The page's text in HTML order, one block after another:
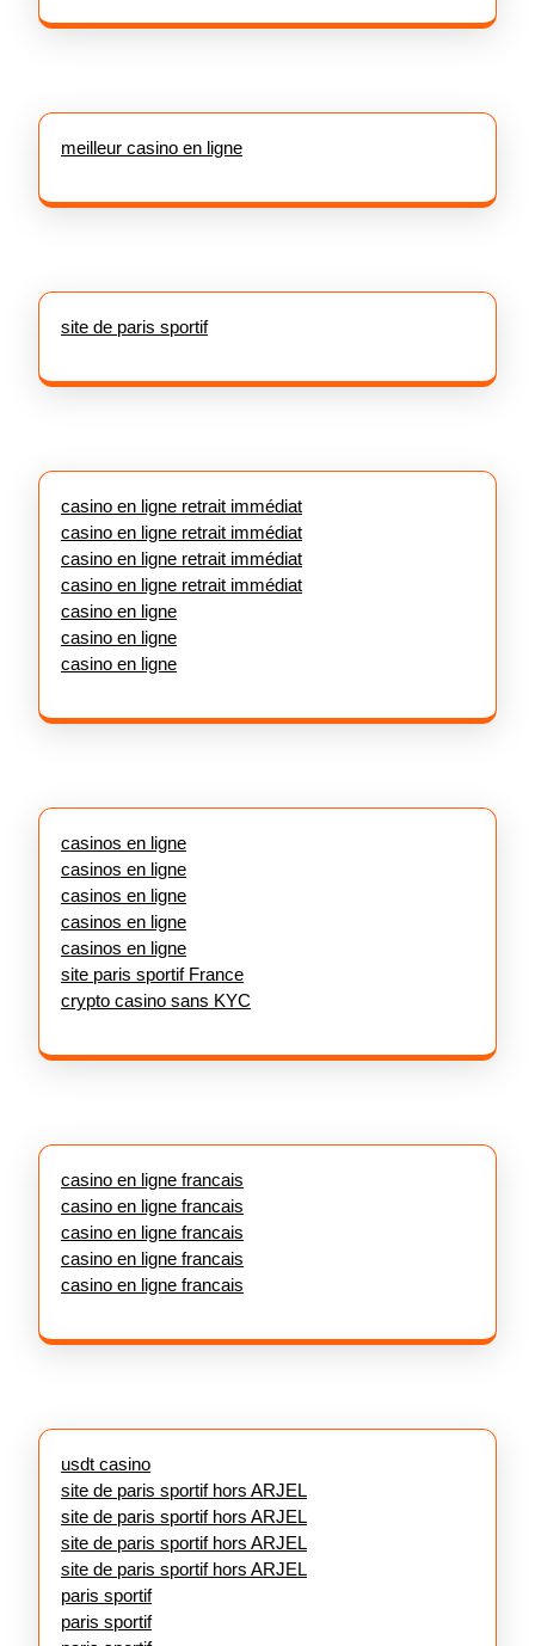
meilleur casino en ligne
site de paris sportif
casino en ligne retrait immédiat
casino en ligne retrait immédiat
casino en ligne retrait immédiat
casino en ligne retrait immédiat
casino en ligne
casino en ligne
casino en ligne
casinos en ligne
casinos en ligne
casinos en ligne
casinos en ligne
casinos en ligne
site paris sportif France
crypto casino sans KYC
casino en ligne francais
casino en ligne francais
casino en ligne francais
casino en ligne francais
casino en ligne francais
usdt casino
site de paris sportif hors ARJEL
site de paris sportif hors ARJEL
site de paris sportif hors ARJEL
site de paris sportif hors ARJEL
paris sportif
paris sportif